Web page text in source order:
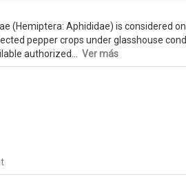
(Hemiptera: Aphididae) is considered
pepper crops under glasshouse
authorized... Ver más